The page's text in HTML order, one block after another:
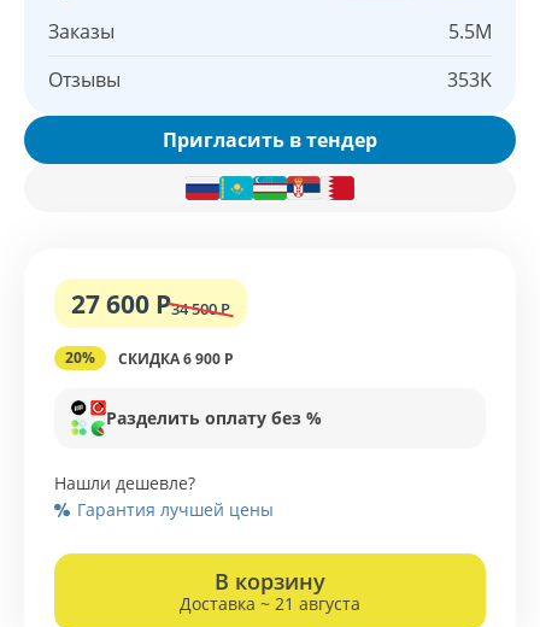
Заказы
5.5M
Отзывы
353K
Пригласить в тендер
27 600 Р34 500 Р
20% СКИДКА 6 900 Р
Разделить оплату без %
Нашли дешевле?
Гарантия лучшей цены
В корзину
Доставка ~ 21 августа